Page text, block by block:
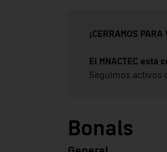
¡CERRAMOS PARA
El MNACTEC
Seguimos activos
Bonals